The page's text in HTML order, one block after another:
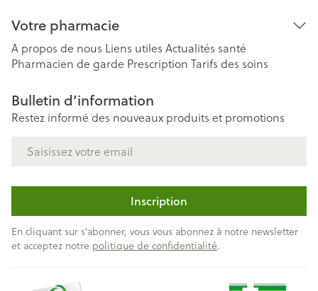
Votre pharmacie
A propos de nous Liens utiles Actualités santé
Pharmacien de garde Prescription Tarifs des soins
Bulletin d’information
Restez informé des nouveaux produits et promotions
Inscription
En cliquant sur s'abonner, vous vous abonnez à notre newsletter
et acceptez notre politique de confidentialité.